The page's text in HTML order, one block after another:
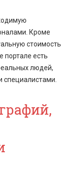
Кроме
стоимость
портале есть
людей,
специалистами.